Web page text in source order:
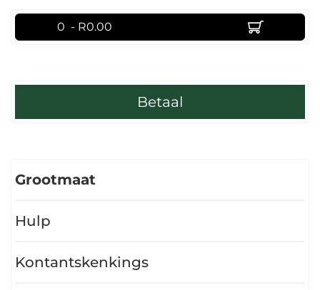
0 - R0.00
Betaal
Grootmaat
Hulp
Kontantskenkings